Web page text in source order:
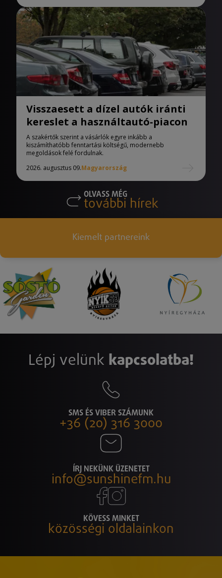
Visszaesett a dízel autók iránti
kereslet a használtautó-piacon
A szakértők szerint a vásárlók egyre inkább a
kiszámíthatóbb fenntartási költségű, modernebb
megoldások felé fordulnak.
2026. augusztus 09.Magyarország
OLVASS MÉG
további hírek
Kiemelt partnereink
Lépj velünk kapcsolatba!
SMS ÉS VIBER SZÁMUNK
+36 (20) 316 3000
ÍRJ NEKÜNK ÜZENETET
info@sunshinefm.hu
KÖVESS MINKET
közösségi oldalainkon